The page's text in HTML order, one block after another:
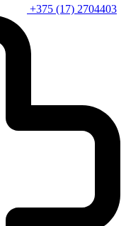
+375 (17) 2704403